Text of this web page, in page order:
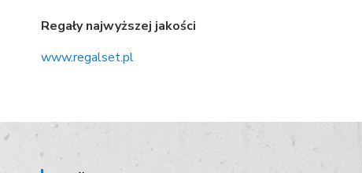
Regały najwyższej jakości
www.regalset.pl